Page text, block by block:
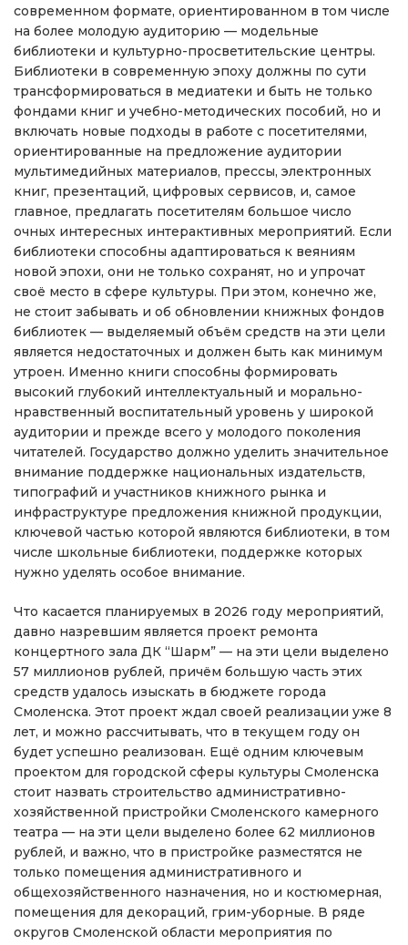
современном формате, ориентированном в том числе
на более молодую аудиторию — модельные
библиотеки и культурно-просветительские центры.
Библиотеки в современную эпоху должны по сути
трансформироваться в медиатеки и быть не только
фондами книг и учебно-методических пособий, но и
включать новые подходы в работе с посетителями,
ориентированные на предложение аудитории
мультимедийных материалов, прессы, электронных
книг, презентаций, цифровых сервисов, и, самое
главное, предлагать посетителям большое число
очных интересных интерактивных мероприятий. Если
библиотеки способны адаптироваться к веяниям
новой эпохи, они не только сохранят, но и упрочат
своё место в сфере культуры. При этом, конечно же,
не стоит забывать и об обновлении книжных фондов
библиотек — выделяемый объём средств на эти цели
является недостаточных и должен быть как минимум
утроен. Именно книги способны формировать
высокий глубокий интеллектуальный и морально-
нравственный воспитательный уровень у широкой
аудитории и прежде всего у молодого поколения
читателей. Государство должно уделить значительное
внимание поддержке национальных издательств,
типографий и участников книжного рынка и
инфраструктуре предложения книжной продукции,
ключевой частью которой являются библиотеки, в том
числе школьные библиотеки, поддержке которых
нужно уделять особое внимание.
Что касается планируемых в 2026 году мероприятий,
давно назревшим является проект ремонта
концертного зала ДК “Шарм” — на эти цели выделено
57 миллионов рублей, причём большую часть этих
средств удалось изыскать в бюджете города
Смоленска. Этот проект ждал своей реализации уже 8
лет, и можно рассчитывать, что в текущем году он
будет успешно реализован. Ещё одним ключевым
проектом для городской сферы культуры Смоленска
стоит назвать строительство административно-
хозяйственной пристройки Смоленского камерного
театра — на эти цели выделено более 62 миллионов
рублей, и важно, что в пристройке разместятся не
только помещения административного и
общехозяйственного назначения, но и костюмерная,
помещения для декораций, грим-уборные. В ряде
округов Смоленской области мероприятия по